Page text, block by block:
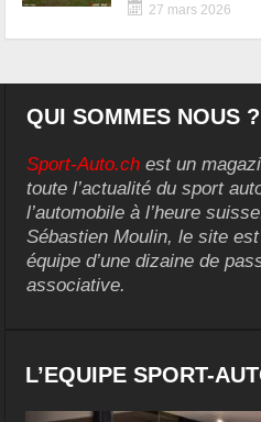
27 mars 2026
QUI SOMMES NOUS ?
Sport-Auto.ch est un
toute l’actualité du sport
l’automobile à l’heure
Sébastien Moulin, le site
équipe d’une dizaine de
associative.
L’EQUIPE SPORT-